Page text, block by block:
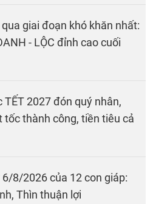
giai đoạn khó khăn nhất:
- LỘC đỉnh cao cuối
2027 đón quý nhân,
tốc thành công, tiền tiêu cả
8/2026 của 12 con giáp:
Thìn thuận lợi